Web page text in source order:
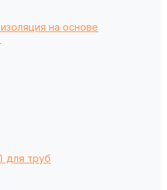
на основе
для труб